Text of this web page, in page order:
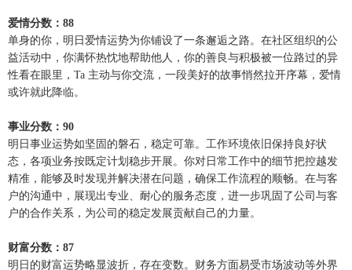
爱情分数：88
单身的你，明日爱情运势为你铺设了一条邂逅之路。在社区组织的公
益活动中，你满怀热忱地帮助他人，你的善良与积极被一位路过的异
性看在眼里，Ta 主动与你交流，一段美好的故事悄然拉开序幕，爱情
或许就此降临。
事业分数：90
明日事业运势如坚固的磐石，稳定可靠。工作环境依旧保持良好状
态，各项业务按既定计划稳步开展。你对日常工作中的细节把控越发
精准，能够及时发现并解决潜在问题，确保工作流程的顺畅。在与客
户的沟通中，展现出专业、耐心的服务态度，进一步巩固了公司与客
户的合作关系，为公司的稳定发展贡献自己的力量。
财富分数：87
明日的财富运势略显波折，存在变数。财务方面易受市场波动等外界